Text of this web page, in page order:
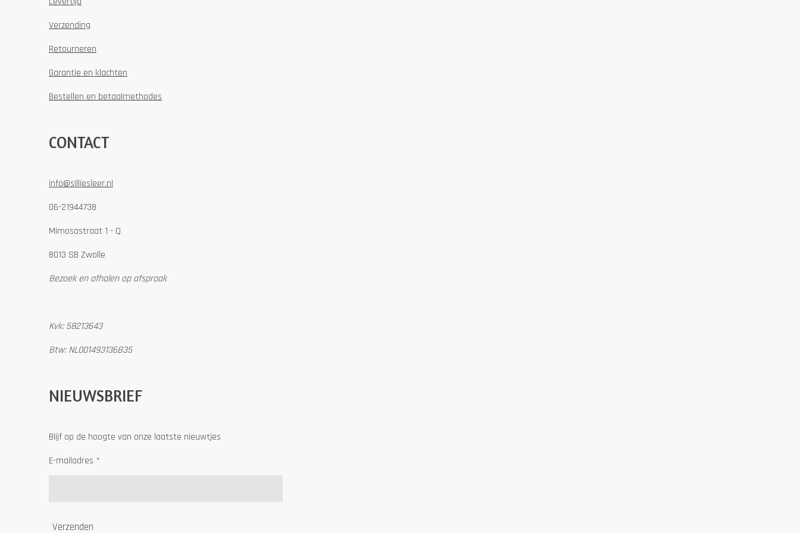
Verzending
Retourneren
Garantie en klachten
Bestellen en betaalmethodes
CONTACT
info@silliesleer.nl
06-21944738
Mimosastraat 1 - Q
8013 SB Zwolle
Bezoek en afhalen op afspraak
Kvk: 58213643
Btw: NL001493136B35
NIEUWSBRIEF
Blijf op de hoogte van onze laatste nieuwtjes
E-mailadres *
Verzenden